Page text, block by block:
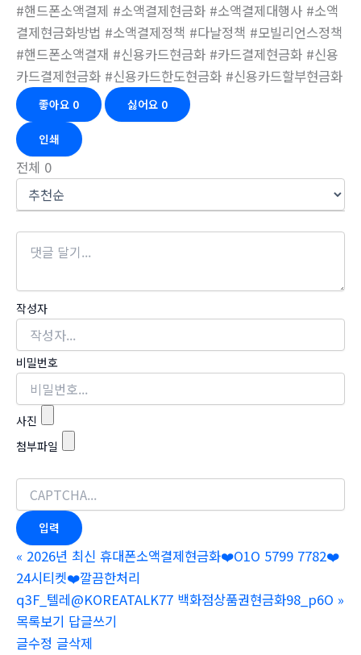
#핸드폰소액결제 #소액결제현금화 #소액결제대행사 #소액
결제현금화방법 #소액결제정책 #다날정책 #모빌리언스정책
#핸드폰소액결재 #신용카드현금화 #카드결제현금화 #신용
카드결제현금화 #신용카드한도현금화 #신용카드할부현금화
좋아요 0 싫어요 0
인쇄
전체 0
작성자
비밀번호
사진
첨부파일
« 2026년 최신 휴대폰소액결제현금화❤️O1O 5799 7782❤️
24시티켓❤️깔끔한처리
q3F_텔레@KOREATALK77 백화점상품권현금화98_p6O »
목록보기 답글쓰기
글수정 글삭제